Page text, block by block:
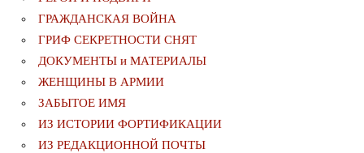
ГРАЖДАНСКАЯ ВОЙНА
ГРИФ СЕКРЕТНОСТИ СНЯТ
ДОКУМЕНТЫ и МАТЕРИАЛЫ
ЖЕНЩИНЫ В АРМИИ
ЗАБЫТОЕ ИМЯ
ИЗ ИСТОРИИ ФОРТИФИКАЦИИ
ИЗ РЕДАКЦИОННОЙ ПОЧТЫ